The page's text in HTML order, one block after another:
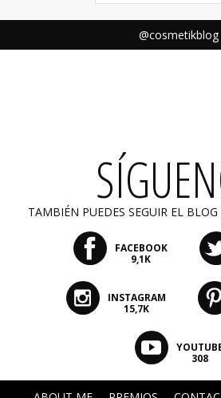
@cosmetikblog
TAMBIÉN PUEDES SEGUIR EL BLOG
FACEBOOK
9,1K
INSTAGRAM
15,7K
308